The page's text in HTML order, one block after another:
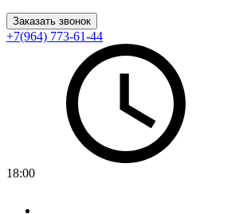
Заказать звонок
+7(964) 773-61-44
18:00